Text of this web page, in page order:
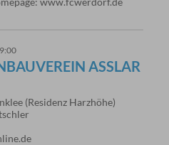
ASSLAR
(Residenz Harzhöhe)